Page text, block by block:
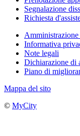
Segnalazione
Richiesta
Amministrazione
Informativa
Note legali
Dichiarazione di
Piano di
Mappa del sito
© MyCity